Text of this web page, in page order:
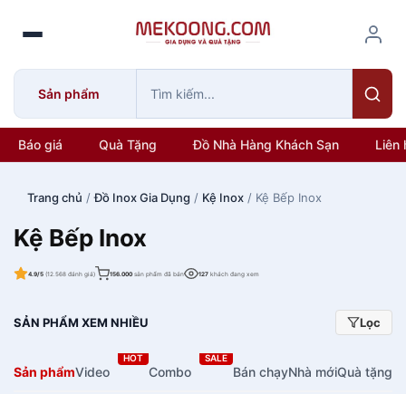
o
Sản phẩm
Báo giá Quà Tặng Đồ Nhà Hàng Khách Sạn Liên
Trang chủ /Đồ Inox Gia Dụng / Kệ Inox / Kệ Bếp Inox
Kệ Bếp Inox
4.9/5 (12.568 đánh giá) 156.000 sản phẩm đã bán 127 khách đang xem
SẢN PHẨM XEM NHIỀU Lọc
Sản phẩmVideo
HOT
Combo
SALE
Bán chạyNhà mớiQuà tặng